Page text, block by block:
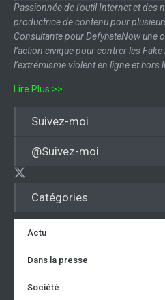
Catégories
Actu
Dans la presse
Société
Passionnée de l’outil Internet et des
productrice de contenu pour
Consultante pour DefyhateNow une
l’action civique pour contrer les
l’extrémisme violent en ligne et hors
Lire Plus >>
Suivez-moi
@Suivez-moi